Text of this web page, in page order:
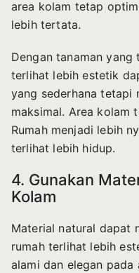
area kolam tetap
lebih tertata.
Dengan tanaman
terlihat lebih estetik
yang sederhana tetapi
maksimal. Area kolam
Rumah menjadi lebih
terlihat lebih hidup.
4. Gunakan
Kolam
Material natural dapat
rumah terlihat lebih
alami dan elegan pada